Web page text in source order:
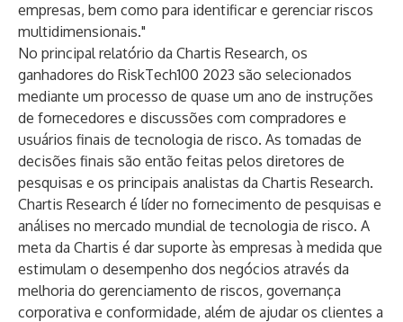
empresas, bem como para identificar e gerenciar riscos
multidimensionais."
No principal relatório da Chartis Research, os
ganhadores do RiskTech100 2023 são selecionados
mediante um processo de quase um ano de instruções
de fornecedores e discussões com compradores e
usuários finais de tecnologia de risco. As tomadas de
decisões finais são então feitas pelos diretores de
pesquisas e os principais analistas da Chartis Research.
Chartis Research é líder no fornecimento de pesquisas e
análises no mercado mundial de tecnologia de risco. A
meta da Chartis é dar suporte às empresas à medida que
estimulam o desempenho dos negócios através da
melhoria do gerenciamento de riscos, governança
corporativa e conformidade, além de ajudar os clientes a